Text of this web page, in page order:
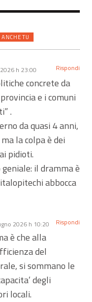
TU
h 23:00 Rispondi
concrete da
e i comuni
.
da quasi 4 anni,
la colpa è dei
pidioti.
il dramma è
abbocca
2026 h 10:20 Rispondi
è che alla
del
si sommano le
degli
locali.